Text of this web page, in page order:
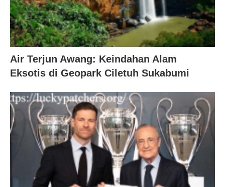
Air Terjun Awang: Keindahan Alam
Eksotis di Geopark Ciletuh Sukabumi